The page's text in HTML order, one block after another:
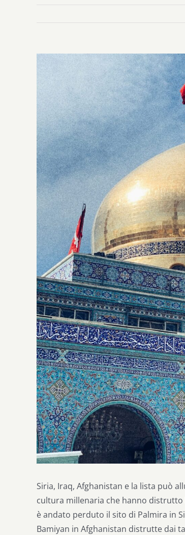
Ingrandisci
immagine
Siria, Iraq, Afghanistan e la lista può
cultura millenaria che hanno distrutto
è andato perduto il sito di Palmira in
Bamiyan in Afghanistan distrutte dai